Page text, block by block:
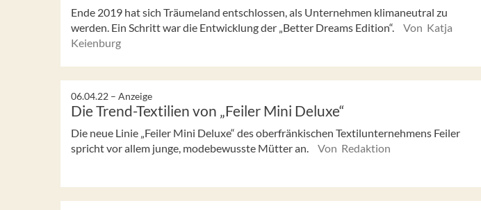
Ende 2019 hat sich Träumeland entschlossen, als Unternehmen klimaneutral zu
werden. Ein Schritt war die Entwicklung der „Better Dreams Edition“.
Von Katja
Keienburg
06.04.22 – Anzeige
Die Trend-Textilien von „Feiler Mini Deluxe“
Die neue Linie „Feiler Mini Deluxe“ des oberfränkischen Textilunternehmens Feiler
spricht vor allem junge, modebewusste Mütter an.
Von Redaktion